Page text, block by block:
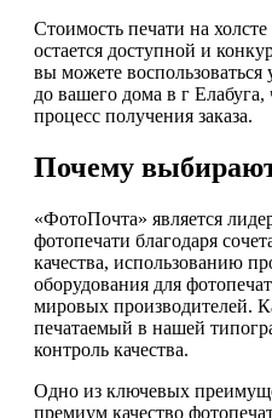
Стоимость печати на
остается доступной и
вы можете воспользоваться
до вашего дома в г
процесс получения заказа.
Почему
«ФотоПочта» является
фотопечати благодаря
качества, использованию
оборудования для
мировых производителей.
печатаемый в нашей
контроль качества.
Одно из ключевых
премиум качество